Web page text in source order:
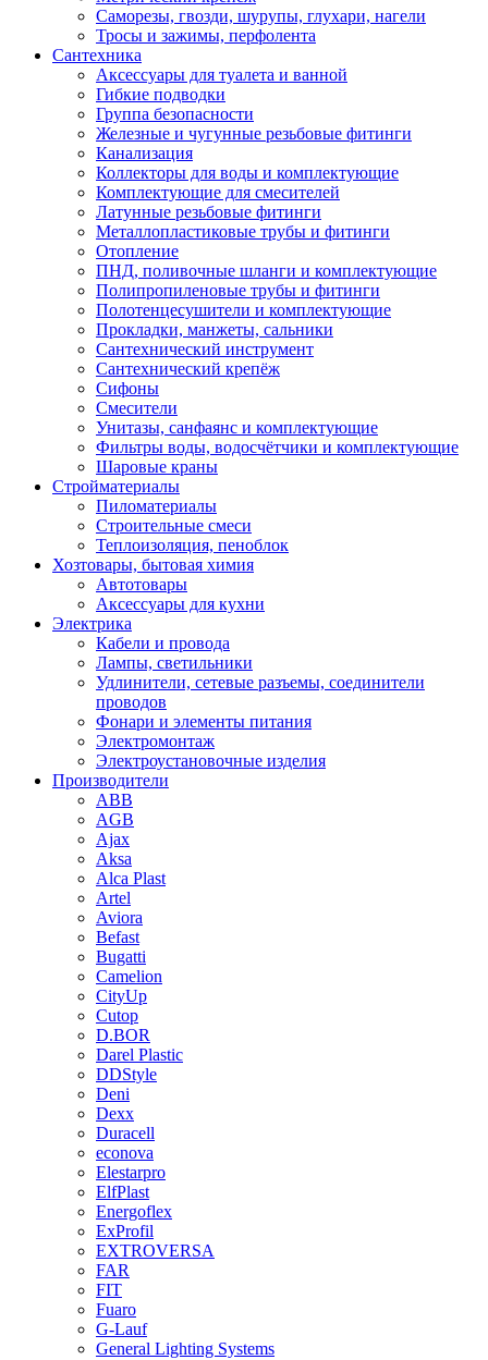
Саморезы, гвозди, шурупы, глухари, нагели
Тросы и зажимы, перфолента
Сантехника
Аксессуары для туалета и ванной
Гибкие подводки
Группа безопасности
Железные и чугунные резьбовые фитинги
Канализация
Коллекторы для воды и комплектующие
Комплектующие для смесителей
Латунные резьбовые фитинги
Металлопластиковые трубы и фитинги
Отопление
ПНД, поливочные шланги и комплектующие
Полипропиленовые трубы и фитинги
Полотенцесушители и комплектующие
Прокладки, манжеты, сальники
Сантехнический инструмент
Сантехнический крепёж
Сифоны
Смесители
Унитазы, санфаянс и комплектующие
Фильтры воды, водосчётчики и комплектующие
Шаровые краны
Стройматериалы
Пиломатериалы
Строительные смеси
Теплоизоляция, пеноблок
Хозтовары, бытовая химия
Автотовары
Аксессуары для кухни
Электрика
Кабели и провода
Лампы, светильники
Удлинители, сетевые разъемы, соединители
проводов
Фонари и элементы питания
Электромонтаж
Электроустановочные изделия
Производители
ABB
AGB
Ajax
Aksa
Alca Plast
Artel
Aviora
Befast
Bugatti
Camelion
CityUp
Cutop
D.BOR
Darel Plastic
DDStyle
Deni
Dexx
Duracell
econova
Elestarpro
ElfPlast
Energoflex
ExProfil
EXTROVERSA
FAR
FIT
Fuaro
G-Lauf
General Lighting Systems